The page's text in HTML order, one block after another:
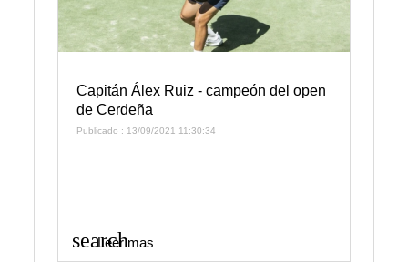
Capitán Álex Ruiz - campeón del open
de Cerdeña
Publicado : 13/09/2021 11:30:34
search
Leer mas